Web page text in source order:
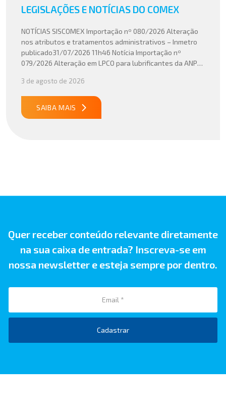
LEGISLAÇÕES E NOTÍCIAS DO COMEX
NOTÍCIAS SISCOMEX Importação nº 080/2026 Alteração
nos atributos e tratamentos administrativos – Inmetro
publicado31/07/2026 11h46 Notícia Importação nº
079/2026 Alteração em LPCO para lubrificantes da ANP
078/2026 Atualização do cálculo do Imposto de
Importação no Acordo Mercosul – União Europeia
publicado29/07/2026 18h47 Notícia PUBLICADO DOU
31/07/26 ATO CONJUNTO RFB/CGIBS Nº […]
3 de agosto de 2026
SAIBA MAIS
Quer receber conteúdo relevante diretamente
na sua caixa de entrada? Inscreva-se em
nossa newsletter e esteja sempre por dentro.
Cadastrar